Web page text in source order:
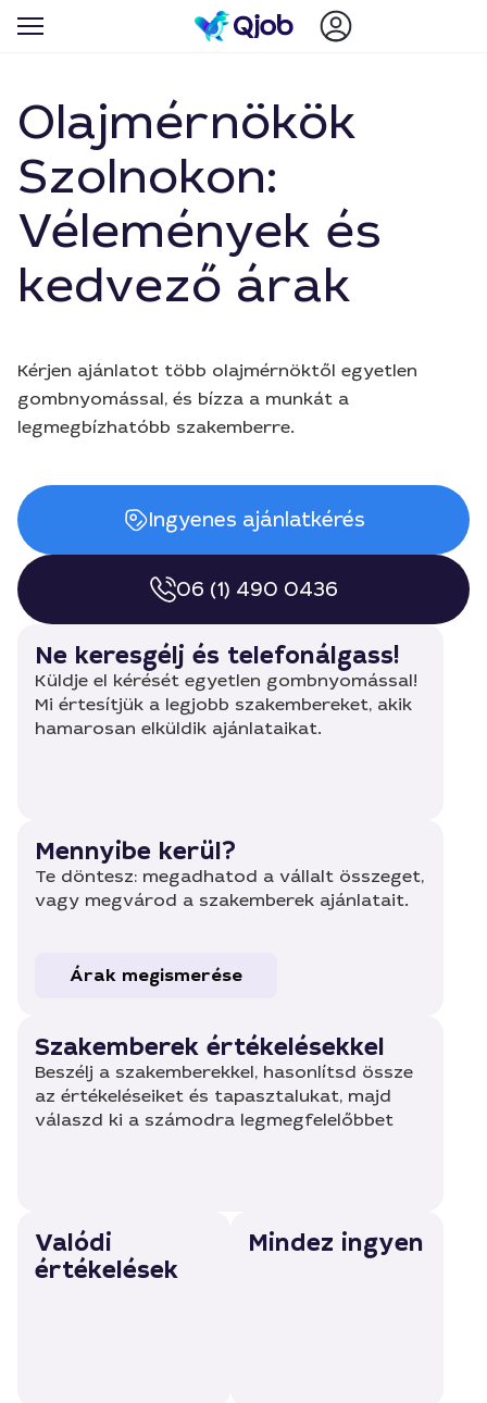
Olajmérnökök
Szolnokon:
Vélemények és
kedvező árak
Kérjen ajánlatot több olajmérnöktől egyetlen
gombnyomással, és bízza a munkát a
legmegbízhatóbb szakemberre.
Ingyenes ajánlatkérés
06 (1) 490 0436
Ne keresgélj és telefonálgass!
Küldje el kérését egyetlen gombnyomással!
Mi értesítjük a legjobb szakembereket, akik
hamarosan elküldik ajánlataikat.
Mennyibe kerül?
Te döntesz: megadhatod a vállalt összeget,
vagy megvárod a szakemberek ajánlatait.
Árak megismerése
Szakemberek értékelésekkel
Beszélj a szakemberekkel, hasonlítsd össze
az értékeléseiket és tapasztalukat, majd
válaszd ki a számodra legmegfelelőbbet
Valódi
értékelések
Mindez ingyen